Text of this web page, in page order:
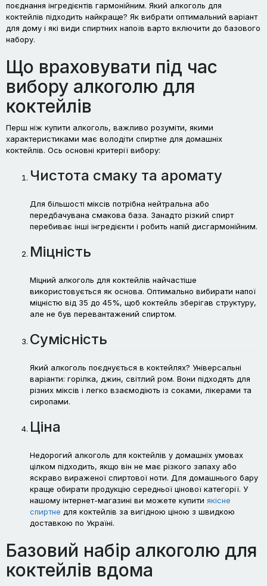
поєднання інгредієнтів гармонійним. Який алкоголь для
коктейлів підходить найкраще? Як вибрати оптимальний варіант
для дому і які види спиртних напоїв варто включити до базового
набору.
Що враховувати під час
вибору алкоголю для
коктейлів
Перш ніж купити алкоголь, важливо розуміти, якими
характеристиками має володіти спиртне для домашніх
коктейлів. Ось основні критерії вибору:
Чистота смаку та аромату
Для більшості міксів потрібна нейтральна або
передбачувана смакова база. Занадто різкий спирт
перебиває інші інгредієнти і робить напій дисгармонійним.
Міцність
Міцний алкоголь для коктейлів найчастіше
використовується як основа. Оптимально вибирати напої
міцністю від 35 до 45%, щоб коктейль зберігав структуру,
але не був перевантажений спиртом.
Сумісність
Який алкоголь поєднується в коктейлях? Універсальні
варіанти: горілка, джин, світлий ром. Вони підходять для
різних міксів і легко взаємодіють із соками, лікерами та
сиропами.
Ціна
Недорогий алкоголь для коктейлів у домашніх умовах
цілком підходить, якщо він не має різкого запаху або
яскраво вираженої спиртової ноти. Для домашнього бару
краще обирати продукцію середньої цінової категорії. У
нашому інтернет-магазині ви можете купити якісне
спиртне для коктейлів за вигідною ціною з швидкою
доставкою по Україні.
Базовий набір алкоголю для
коктейлів вдома